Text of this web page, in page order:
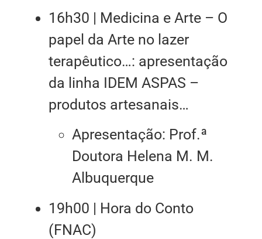
16h30 | Medicina e Arte – O
papel da Arte no lazer
terapêutico…: apresentação
da linha IDEM ASPAS –
produtos artesanais…
Apresentação: Prof.ª
Doutora Helena M. M.
Albuquerque
19h00 | Hora do Conto
(FNAC)